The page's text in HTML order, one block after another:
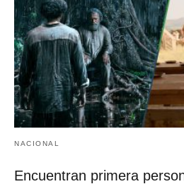
NACIONAL
Encuentran primera